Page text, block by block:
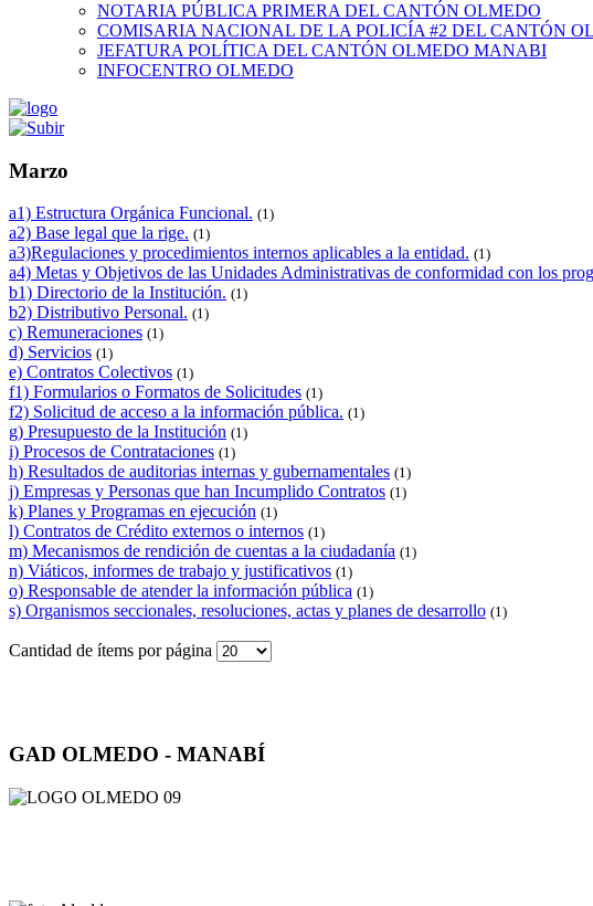
NOTARIA PÚBLICA PRIMERA DEL CANTÓN OLMEDO
COMISARIA NACIONAL DE LA POLICÍA #2 DEL CANTÓN
JEFATURA POLÍTICA DEL CANTÓN OLMEDO MANABI
INFOCENTRO OLMEDO
Marzo
a1) Estructura Orgánica Funcional. (1)
a2) Base legal que la rige. (1)
a3)Regulaciones y procedimientos internos aplicables a la entidad. (1)
a4) Metas y Objetivos de las Unidades Administrativas de conformidad con los
b1) Directorio de la Institución. (1)
b2) Distributivo Personal. (1)
c) Remuneraciones (1)
d) Servicios (1)
e) Contratos Colectivos (1)
f1) Formularios o Formatos de Solicitudes (1)
f2) Solicitud de acceso a la información pública. (1)
g) Presupuesto de la Institución (1)
i) Procesos de Contrataciones (1)
h) Resultados de auditorias internas y gubernamentales (1)
j) Empresas y Personas que han Incumplido Contratos (1)
k) Planes y Programas en ejecución (1)
l) Contratos de Crédito externos o internos (1)
m) Mecanismos de rendición de cuentas a la ciudadanía (1)
n) Viáticos, informes de trabajo y justificativos (1)
o) Responsable de atender la información pública (1)
s) Organismos seccionales, resoluciones, actas y planes de desarrollo (1)
Cantidad de ítems por página
GAD OLMEDO - MANABÍ